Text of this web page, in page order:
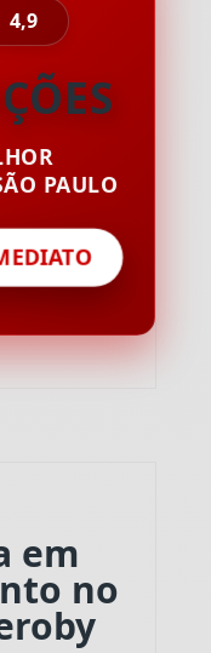
4,9
PAULO
em
no